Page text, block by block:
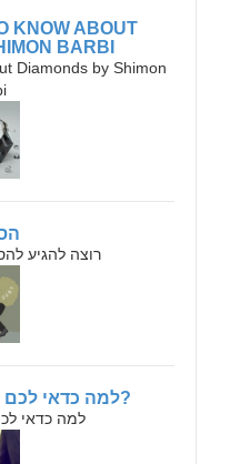
KNOW ABOUT
BARBI
Diamonds by Shimon
רוצה להגיע
?למה כדאי לכם
למה כדאי